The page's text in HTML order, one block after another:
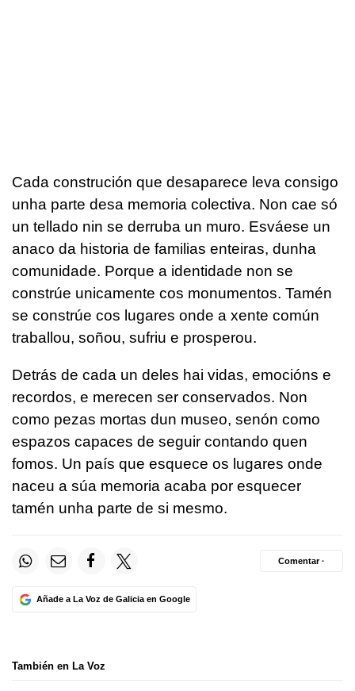
Cada construción que desaparece leva consigo
unha parte desa memoria colectiva. Non cae só
un tellado nin se derruba un muro. Esváese un
anaco da historia de familias enteiras, dunha
comunidade. Porque a identidade non se
constrúe unicamente cos monumentos. Tamén
se constrúe cos lugares onde a xente común
traballou, soñou, sufriu e prosperou.
Detrás de cada un deles hai vidas, emocións e
recordos, e merecen ser conservados. Non
como pezas mortas dun museo, senón como
espazos capaces de seguir contando quen
fomos. Un país que esquece os lugares onde
naceu a súa memoria acaba por esquecer
tamén unha parte de si mesmo.
Añade a La Voz de Galicia en Google
Comentar ·
También en La Voz